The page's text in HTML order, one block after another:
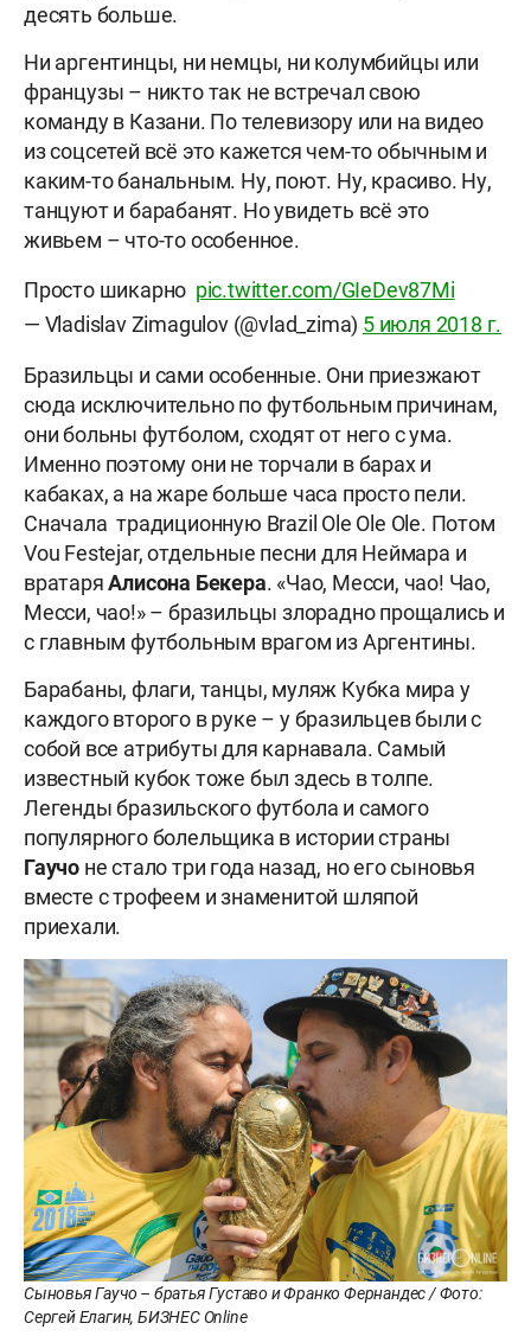
десять больше.
Ни аргентинцы, ни немцы, ни колумбийцы или
французы – никто так не встречал свою
команду в Казани. По телевизору или на видео
из соцсетей всё это кажется чем-то обычным и
каким-то банальным. Ну, поют. Ну, красиво. Ну,
танцуют и барабанят. Но увидеть всё это
живьем – что-то особенное.
Просто шикарно pic.twitter.com/GIeDev87Mi
— Vladislav Zimagulov (@vlad_zima) 5 июля 2018 г.
Бразильцы и сами особенные. Они приезжают
сюда исключительно по футбольным причинам,
они больны футболом, сходят от него с ума.
Именно поэтому они не торчали в барах и
кабаках, а на жаре больше часа просто пели.
Сначала традиционную Brazil Ole Ole Ole. Потом
Vou Festejar, отдельные песни для Неймара и
вратаряАлисона Бекера. «Чао, Месси, чао! Чао,
Месси, чао!» – бразильцы злорадно прощались и
с главным футбольным врагом из Аргентины.
Барабаны, флаги, танцы, муляж Кубка мира у
каждого второго в руке – у бразильцев были с
собой все атрибуты для карнавала. Самый
известный кубок тоже был здесь в толпе.
Легенды бразильского футбола и самого
популярного болельщика в истории страны
Гаучо не стало три года назад, но его сыновья
вместе с трофеем и знаменитой шляпой
приехали.
Сыновья Гаучо – братья Густаво и Франко Фернандес / Фото:
Сергей Елагин, БИЗНЕС Online